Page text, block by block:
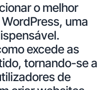
o melhor
uma
excede as
tornando-se a
de